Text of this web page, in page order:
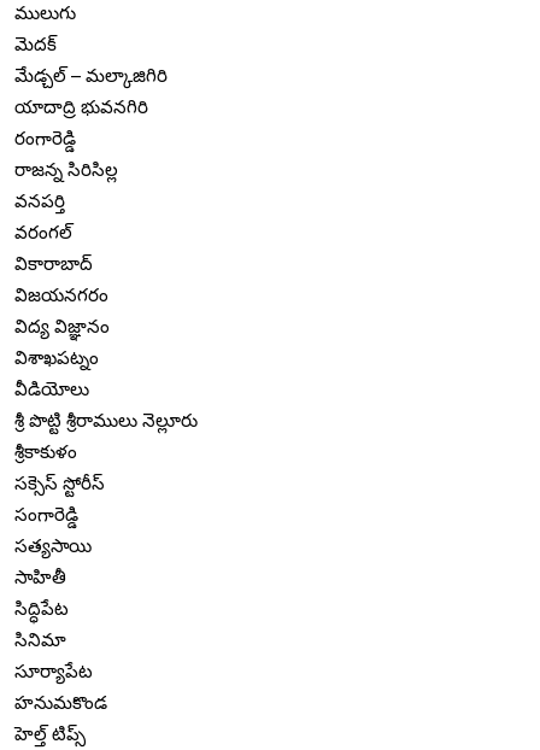
ములుగు
మెదక్
మేడ్చల్ – మల్కాజిగిరి
యాదాద్రి భువనగిరి
రంగారెడ్డి
రాజన్న సిరిసిల్ల
వనపర్తి
వరంగల్
వికారాబాద్
విజయనగరం
విద్య విజ్ఞానం
విశాఖపట్నం
వీడియోలు
శ్రీ పొట్టి శ్రీరాములు నెల్లూరు
శ్రీకాకుళం
సక్సెస్ స్టోరీస్
సంగారెడ్డి
సత్యసాయి
సాహితీ
సిద్ధిపేట
సినిమా
సూర్యాపేట
హనుమకొండ
హెల్త్ టిప్స్